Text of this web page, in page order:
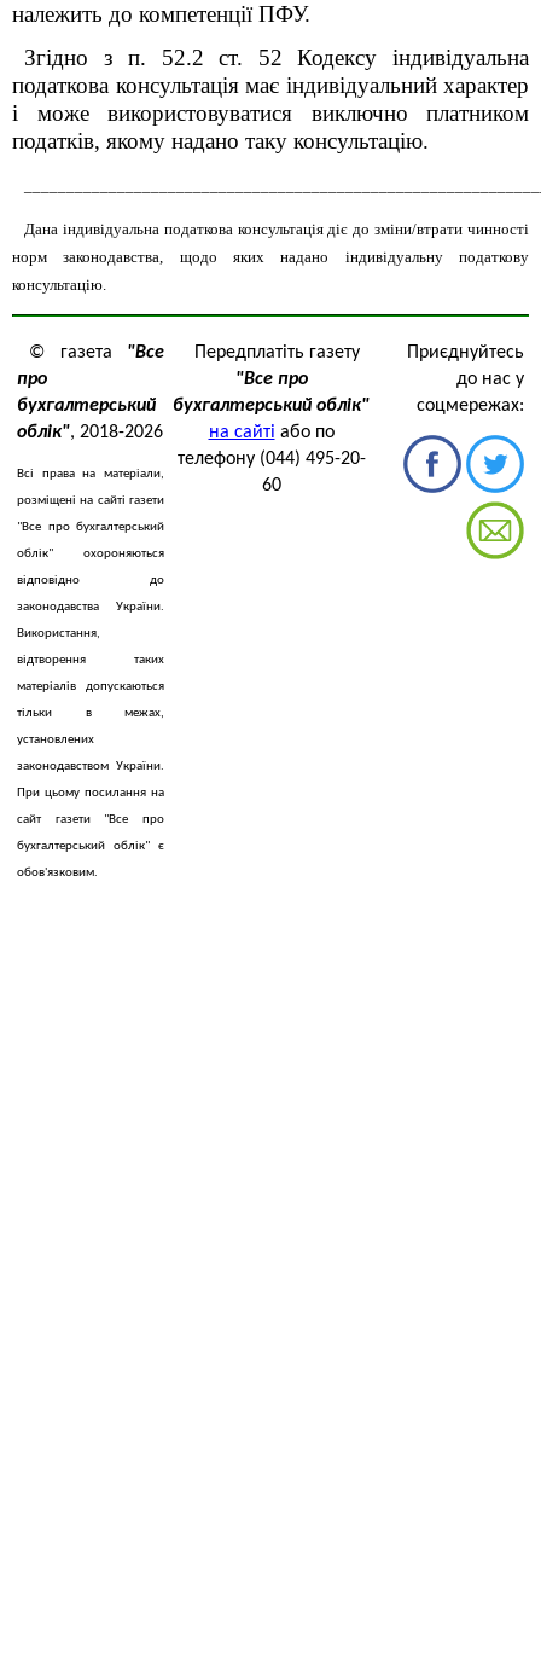
належить до компетенції ПФУ.
Згідно з п. 52.2 ст. 52 Кодексу індивідуальна
податкова консультація має індивідуальний характер
і може використовуватися виключно платником
податків, якому надано таку консультацію.
Дана індивідуальна податкова консультація діє до зміни/втрати чинності
норм законодавства, щодо яких надано індивідуальну податкову
консультацію.
© газета "Все
про
бухгалтерський
облік", 2018-2026
Всі права на матеріали,
розміщені на сайті газети
"Все про бухгалтерський
облік" охороняються
відповідно до
законодавства України.
Використання,
відтворення таких
матеріалів допускаються
тільки в межах,
установлених
законодавством України.
При цьому посилання на
сайт газети "Все про
бухгалтерський облік" є
обов'язковим.
Передплатіть газету
"Все про
бухгалтерський облік"
на сайті або по
телефону (044) 495-20-
60
Приєднуйтесь
до нас у
соцмережах: